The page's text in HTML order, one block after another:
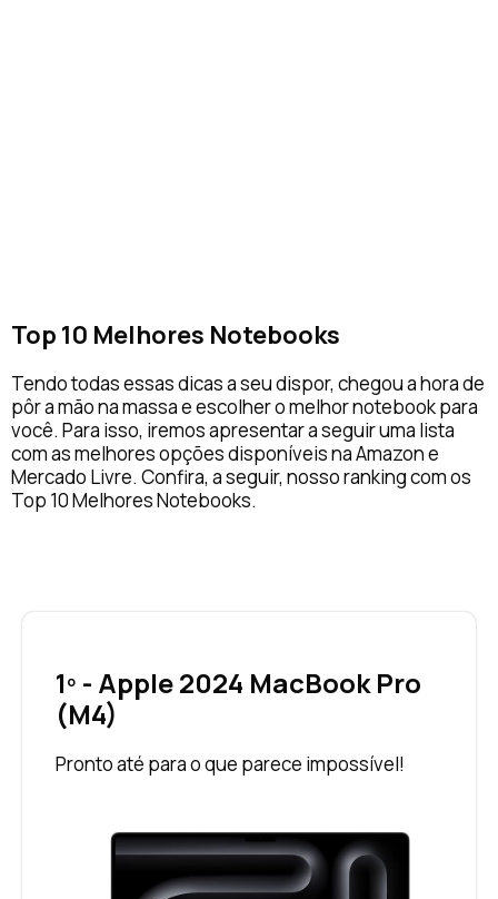
Top 10 Melhores Notebooks
Tendo todas essas dicas a seu dispor, chegou a hora de
pôr a mão na massa e escolher o melhor notebook para
você. Para isso, iremos apresentar a seguir uma lista
com as melhores opções disponíveis na Amazon e
Mercado Livre. Confira, a seguir, nosso ranking com os
Top 10 Melhores Notebooks.
1º - Apple 2024 MacBook Pro
(M4)
Pronto até para o que parece impossível!